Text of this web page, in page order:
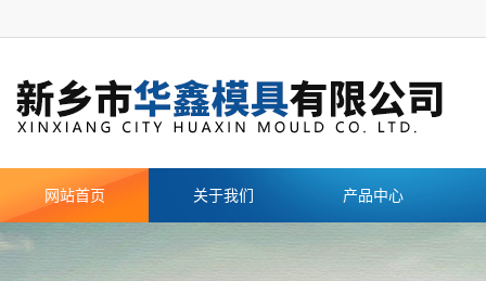
网站首页 关于我们 产品中心